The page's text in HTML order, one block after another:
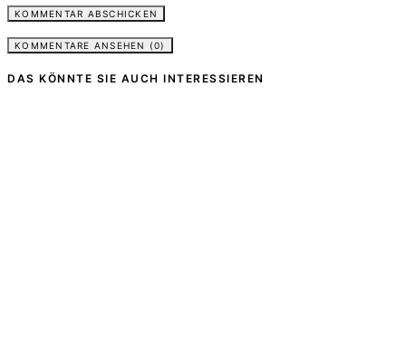
KOMMENTARE ANSEHEN (0)
DAS KÖNNTE SIE AUCH INTERESSIEREN